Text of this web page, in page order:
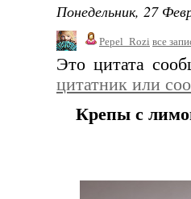
Понедельник, 27
Pepel_Rozi все
Это цитата
цитатник или
Крепы с